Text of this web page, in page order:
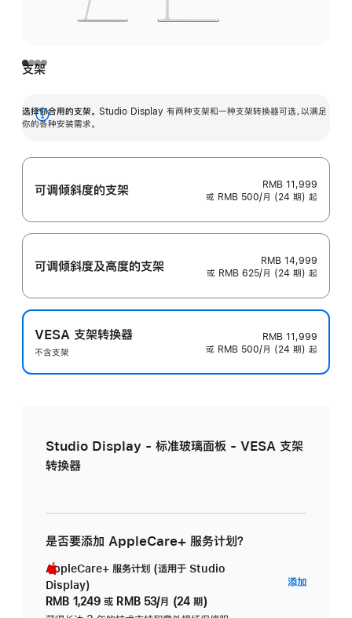
支架
选择你合用的支架。 Studio Display 有两种支架和一种支架转换器可选，以满足
你的各种安装需求。
展
可调倾斜度的支架
RMB 11,999
或 RMB 500/月 (24 期) 起
可调倾斜度及高‍度的支‍架
RMB 14,999
或 RMB 625/月 (24 期) 起
VESA 支架转换器
不含支架
RMB 11,999
或 RMB 500/月 (24 期) 起
Studio Display - 标准玻璃面板 - VESA 支架
转换器
是否要添加 AppleCare+ 服务计划？
AppleCare+ 服务计划 (适用于 Studio
Display)
RMB 1,249 或 RMB 53/月 (24 期)
添加